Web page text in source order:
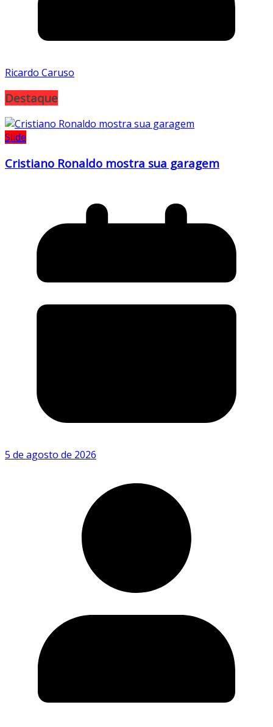
Ricardo Caruso
Destaque
Slide
Cristiano Ronaldo mostra sua garagem
5 de agosto de 2026